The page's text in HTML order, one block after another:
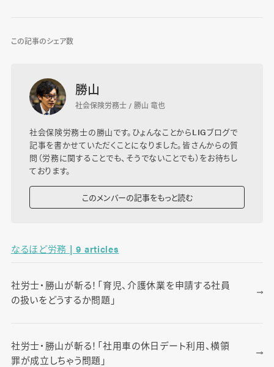
この記事のシェア数
勝山
社会保険労務士 / 勝山 竜也
社会保険労務士の勝山です。ひょんなことからLIGブログで
記事を書かせていただくことになりました。皆さんからの質
問（労務に関することでも、そうでないことでも）をお待ちし
ております。
このメンバーの記事をもっと読む
なるほど労務 | 9 articles
社労士・勝山が斬る！「育児、介護休業を申請する社員
の扱いをどうするか問題」
社労士・勝山が斬る！「社用車の休日デート利用、横領
罪が成立しちゃう問題」